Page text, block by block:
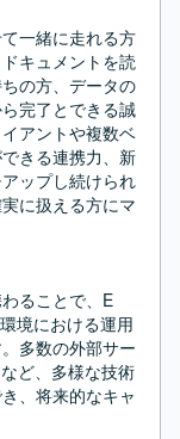
一緒に走れる方
キュメントを読
の方、データの
完了とできる誠
アントや複数ベ
きる連携力、新
ップし続けられ
に扱える方にマ
ることで、E
境における運用
多数の外部サー
ど、多様な技術
、将来的なキャ